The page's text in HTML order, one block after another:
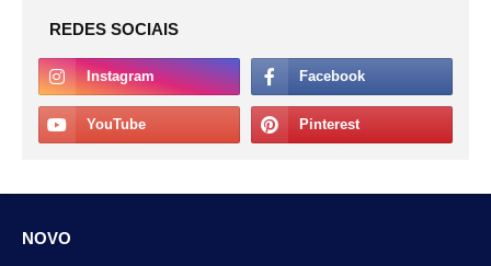
REDES SOCIAIS
NOVO